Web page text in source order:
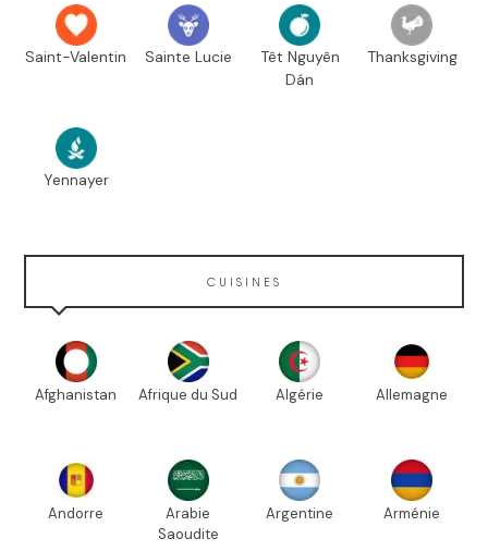
Saint-Valentin Sainte Lucie
Têt Nguyên
Dán
Thanksgiving
Yennayer
CUISINES
Afghanistan Afrique du Sud Algérie Allemagne
Andorre
Arabie
Saoudite
Argentine Arménie